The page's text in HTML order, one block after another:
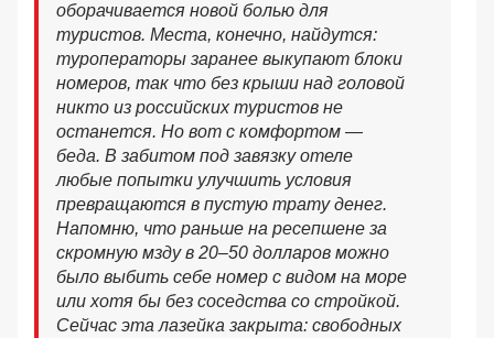
оборачивается новой болью для
туристов. Места, конечно, найдутся:
туроператоры заранее выкупают блоки
номеров, так что без крыши над головой
никто из российских туристов не
останется. Но вот с комфортом —
беда. В забитом под завязку отеле
любые попытки улучшить условия
превращаются в пустую трату денег.
Напомню, что раньше на ресепшене за
скромную мзду в 20–50 долларов можно
было выбить себе номер с видом на море
или хотя бы без соседства со стройкой.
Сейчас эта лазейка закрыта: свободных